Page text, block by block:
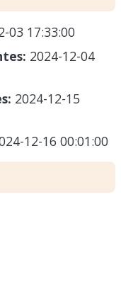
03 17:33:00
2024-12-04
2024-12-15
12-16 00:01:00